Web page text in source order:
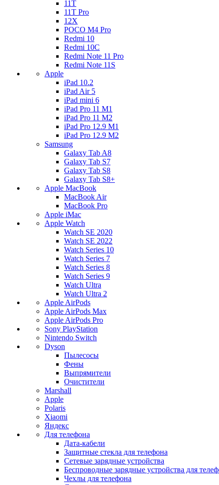
11T
11T Pro
12X
POCO M4 Pro
Redmi 10
Redmi 10C
Redmi Note 11 Pro
Redmi Note 11S
Apple
iPad 10.2
iPad Air 5
iPad mini 6
iPad Pro 11 M1
iPad Pro 11 M2
iPad Pro 12.9 M1
iPad Pro 12.9 M2
Samsung
Galaxy Tab A8
Galaxy Tab S7
Galaxy Tab S8
Galaxy Tab S8+
Apple MacBook
MacBook Air
MacBook Pro
Apple iMac
Apple Watch
Watch SE 2020
Watch SE 2022
Watch Series 10
Watch Series 7
Watch Series 8
Watch Series 9
Watch Ultra
Watch Ultra 2
Apple AirPods
Apple AirPods Max
Apple AirPods Pro
Sony PlayStation
Nintendo Switch
Dyson
Пылесосы
Фены
Выпрямители
Очистители
Marshall
Apple
Polaris
Xiaomi
Яндекс
Для телефона
Дата-кабели
Защитные стекла для телефона
Сетевые зарядные устройства
Беспроводные зарядные устройства для
Чехлы для телефона